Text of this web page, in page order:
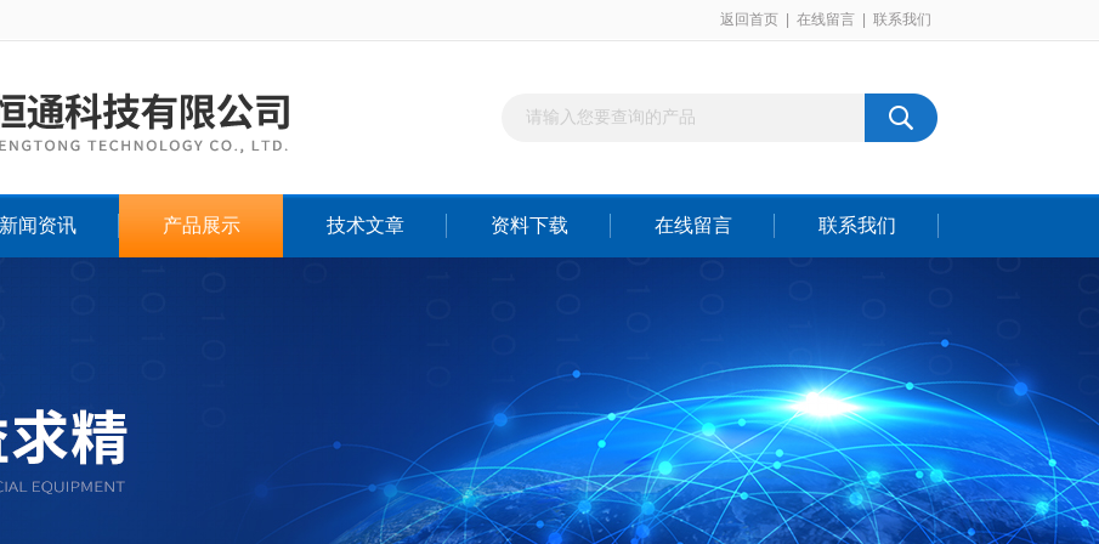
返回首页 在线留言 联系我们
新闻资讯 产品展示 技术文章 资料下载 在线留言 联系我们